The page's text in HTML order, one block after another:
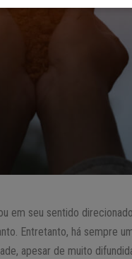
em seu sentido
Entretanto, há sempre
apesar de muito